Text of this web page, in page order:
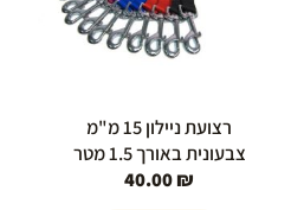
רצועת ניילון 15 מ"מ
צבעונית באורך 1.5 מטר
40.00₪
לבחור
את
המוצר